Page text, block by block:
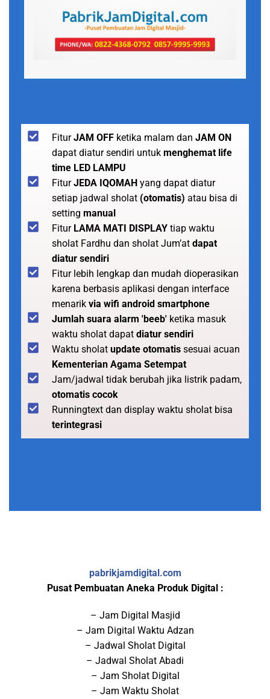
FiturJAM OFF ketika malam dan JAM ON
dapat diatur sendiri untuk menghemat life
time LED LAMPU
FiturJEDA IQOMAH yang dapat diatur
setiap jadwal sholat (otomatis) atau bisa di
setting manual
Fitur LAMA MATI DISPLAY tiap waktu
sholat Fardhu dan sholat Jum’at dapat
diatur sendiri
Fitur lebih lengkap dan mudah dioperasikan
karena berbasis aplikasi dengan interface
menarik via wifi android smartphone
Jumlah suara alarm 'beeb' ketika masuk
waktu sholat dapat diatur sendiri
Waktu sholat update otomatis sesuai acuan
Kementerian Agama Setempat
Jam/jadwal tidak berubah jika listrik padam,
otomatis cocok
Runningtext dan display waktu sholat bisa
terintegrasi
pabrikjamdigital.com
Pusat Pembuatan Aneka Produk Digital :
– Jam Digital Masjid
– Jam Digital Waktu Adzan
– Jadwal Sholat Digital
– Jadwal Sholat Abadi
– Jam Sholat Digital
– Jam Waktu Sholat